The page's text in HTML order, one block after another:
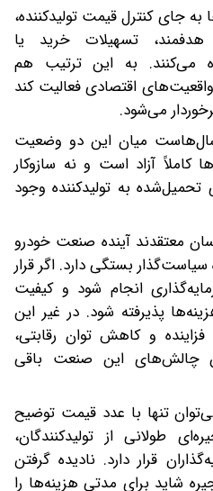
جای کنترل قیمت تولیدکننده،
هدفمند، تسهیلات خرید یا
می‌کنند. به این ترتیب هم
اقتصادی فعالیت کند
می‌شود.
میان این دو وضعیت
آزاد است و نه سازوکار
به تولیدکننده وجود
معتقدند آینده صنعت خودرو
بستگی دارد. اگر قرار
انجام شود و کیفیت
پذیرفته شود. در غیر این
و کاهش توان رقابتی،
چالش‌های این صنعت باقی
تنها با عدد قیمت توضیح
طولانی از تولیدکنندگان،
قرار دارد. نادیده گرفتن
شاید برای مدتی هزینه‌ها را